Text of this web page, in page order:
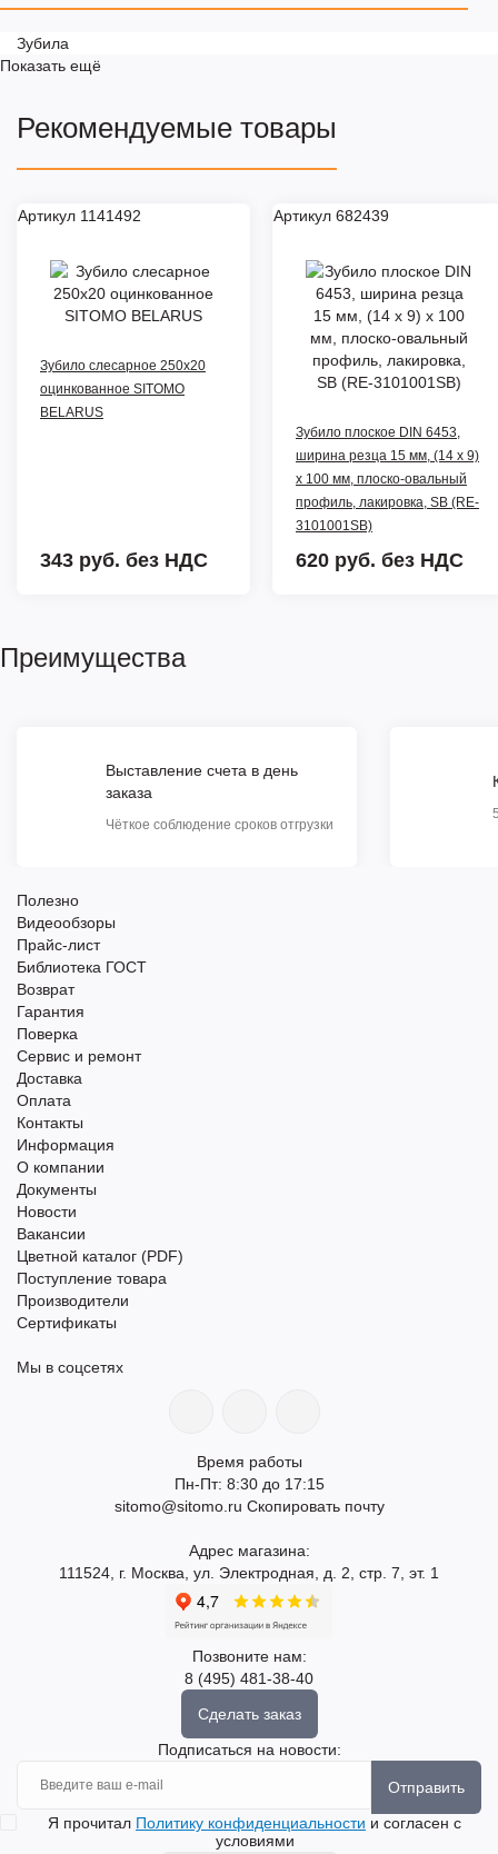
Зубила
Показать ещё
Рекомендуемые товары
Артикул 1141492
Зубило слесарное 250х20
оцинкованное SITOMO
BELARUS
343 руб. без НДС
Артикул 682439
Зубило плоское DIN 6453,
ширина резца 15 мм, (14 x 9)
x 100 мм, плоско-овальный
профиль, лакировка, SB (RE-
3101001SB)
620 руб. без НДС
Преимущества
Выставление счета в день
заказа
Чёткое соблюдение сроков отгрузки
Полезно
Видеообзоры
Прайс-лист
Библиотека ГОСТ
Возврат
Гарантия
Поверка
Сервис и ремонт
Доставка
Оплата
Контакты
Информация
О компании
Документы
Новости
Вакансии
Цветной каталог (PDF)
Поступление товара
Производители
Сертификаты
Мы в соцсетях
Время работы
Пн-Пт: 8:30 до 17:15
sitomo@sitomo.ru Скопировать почту
Адрес магазина:
111524, г. Москва, ул. Электродная, д. 2, стр. 7, эт. 1
Позвоните нам:
8 (495) 481-38-40
Сделать заказ
Подписаться на новости:
Отправить
Я прочитал Политику конфиденциальности и согласен с
условиями